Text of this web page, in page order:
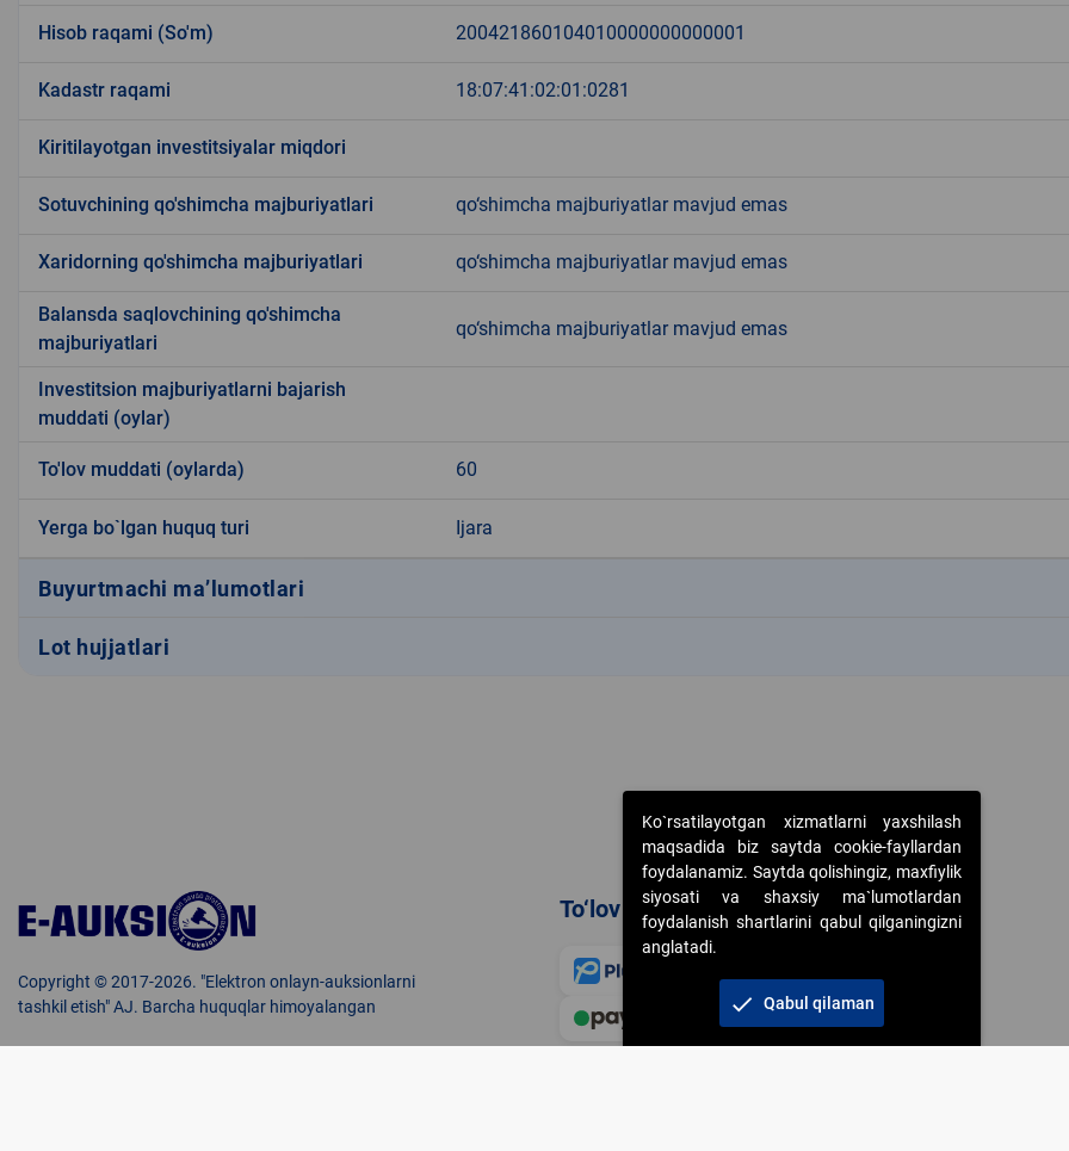
Hisob raqami (So'm) 200421860104010000000000001
Kadastr raqami 18:07:41:02:01:0281
Kiritilayotgan investitsiyalar miqdori
Sotuvchining qo'shimcha majburiyatlari qo‘shimcha majburiyatlar mavjud emas
Xaridorning qo'shimcha majburiyatlari qo‘shimcha majburiyatlar mavjud emas
Balansda saqlovchining qo'shimcha
majburiyatlari
qo‘shimcha majburiyatlar mavjud emas
Investitsion majburiyatlarni bajarish
muddati (oylar)
To'lov muddati (oylarda) 60
Yerga bo`lgan huquq turi Ijara
Buyurtmachi ma’lumotlari
Lot hujjatlari
Copyright © 2017-2026. "Elektron onlayn-auksionlarni
tashkil etish" AJ. Barcha huquqlar himoyalangan
To‘lov usullari
Ko`rsatilayotgan xizmatlarni yaxshilash
maqsadida biz saytda cookie-fayllardan
foydalanamiz. Saytda qolishingiz, maxfiylik
siyosati va shaxsiy ma`lumotlardan
foydalanish shartlarini qabul qilganingizni
anglatadi.
check Qabul qilaman